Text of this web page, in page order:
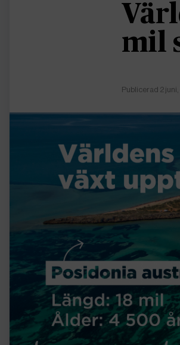
mil
Publicerad 2